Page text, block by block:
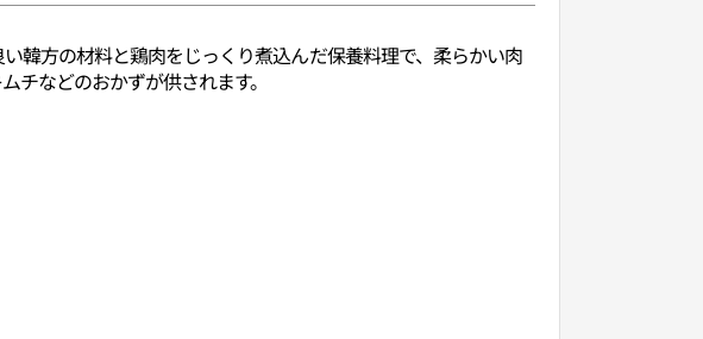
韓方の材料と鶏肉をじっくり煮込んだ保養料理で、柔らかい肉
チなどのおかずが供されます。